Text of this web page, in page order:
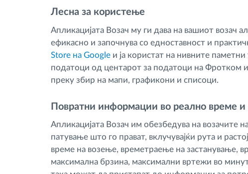
Лесна за користење
Апликацијата Возач му ги дава на вашиот возач
ефикасно и започнува со едноставност и
Store на Google и ја користат на нивните
податоци од центарот за податоци на Фротком
преку збир на мапи, графикони и списоци.
Повратни информации во реално време
Апликацијата Возач им обезбедува на возачите
патување што го прават, вклучувајќи рута и
време на возење, времетраење на застанување,
максимална брзина, максимални вртежи во